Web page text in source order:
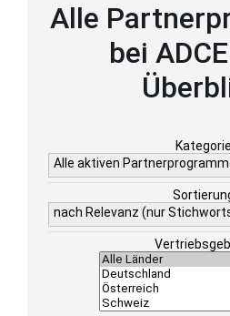
Alle
bei
Kategorie
Alle aktiven
nach Relevanz (nur